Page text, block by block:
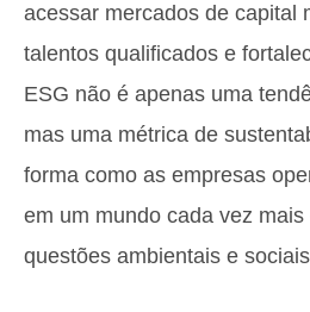
acessar mercados de capital
talentos qualificados e
ESG não é apenas uma
mas uma métrica de
forma como as empresas
em um mundo cada vez
questões ambientais e